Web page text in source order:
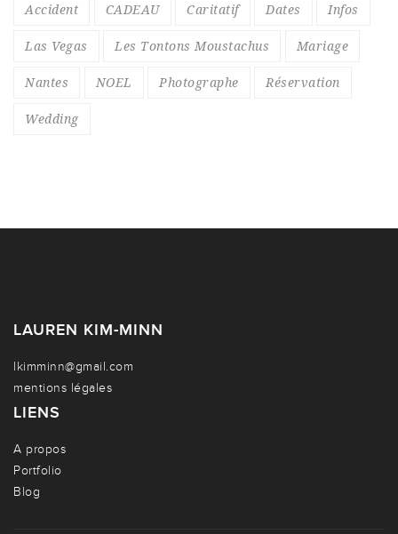
Accident CADEAU Caritatif Dates Infos
Las Vegas Les Tontons Moustachus Mariage
Nantes NOEL Photographe Réservation
Wedding
LAUREN KIM-MINN
lkimminn@gmail.com
mentions légales
LIENS
A propos
Portfolio
Blog